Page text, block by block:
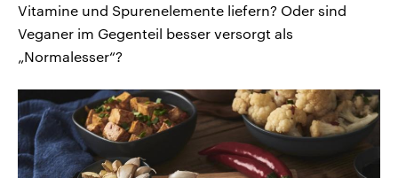
Vitamine und Spurenelemente liefern? Oder sind
Veganer im Gegenteil besser versorgt als
„Normalesser“?